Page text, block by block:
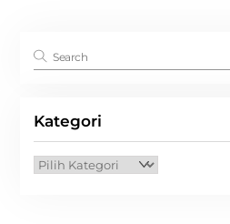
Kategori
Kategori